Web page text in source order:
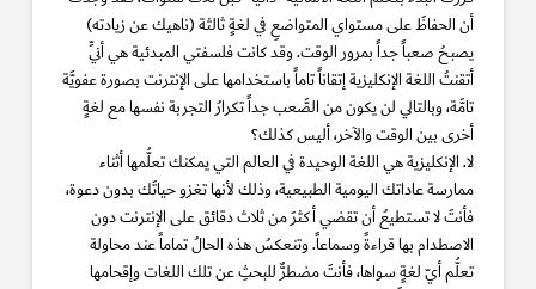
أن الحفاظَ على مستواي المتواضعِ في لغةٍ ثالثة (ناهيك عن زيادته)
يصبحُ صعباً جداً بمرور الوقت. وقد كانت فلسفتي المبدئية هي أنِّي
أتقنتُ اللغة الإنكليزية إتقاناً تاماً باستخدامها على الإنترنت بصورة عفويَّة
تامَّة، وبالتالي لن يكون من الصَّعب جداً تكرارُ التجربة نفسها مع لغةٍ
أخرى بين الوقت والآخر، أليس كذلك؟
لا. الإنكليزية هي اللغة الوحيدة في العالم التي يمكنك تعلُّمها أثناء
ممارسة عاداتك اليومية الطبيعية، وذلك لأنها تغزو حياتَك بدون دعوة،
فأنتَ لا تستطيعُ أن تقضي أكثرَ من ثلاث دقائق على الإنترنت دون
الاصطدام بها قراءةً وسماعاً. وتنعكسُ هذه الحالُ تماماً عند محاولة
تعلُّم أيّ لغةٍ سواها، فأنتَ مضطرٌّ للبحثِ عن تلك اللغات وإقحامها